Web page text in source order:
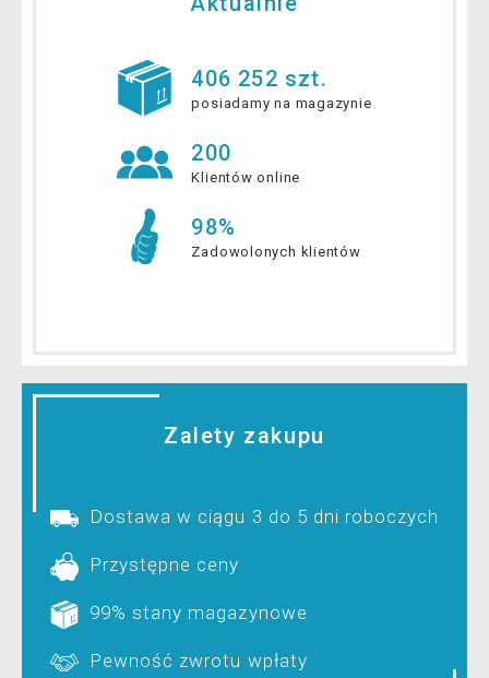
406 252 szt.
posiadamy na magazynie
200
Klientów online
98%
Zadowolonych klientów
Zalety zakupu
Dostawa w ciągu 3 do 5 dni roboczych
Przystępne ceny
99% stany magazynowe
Pewność zwrotu wpłaty